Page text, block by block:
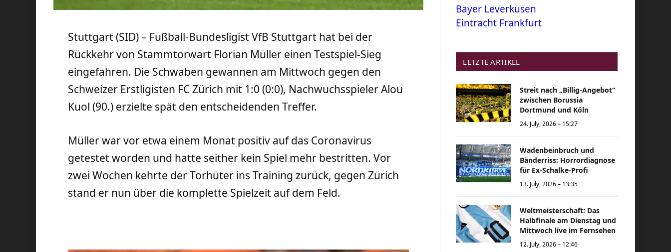
Stuttgart (SID) – Fußball-Bundesligist VfB Stuttgart hat bei der
Rückkehr von Stammtorwart Florian Müller einen Testspiel-Sieg
eingefahren. Die Schwaben gewannen am Mittwoch gegen den
Schweizer Erstligisten FC Zürich mit 1:0 (0:0), Nachwuchsspieler Alou
Kuol (90.) erzielte spät den entscheidenden Treffer.
Müller war vor etwa einem Monat positiv auf das Coronavirus
getestet worden und hatte seither kein Spiel mehr bestritten. Vor
zwei Wochen kehrte der Torhüter ins Training zurück, gegen Zürich
stand er nun über die komplette Spielzeit auf dem Feld.
Bayer Leverkusen
Eintracht Frankfurt
LETZTE ARTIKEL
Streit nach „Billig-Angebot“
zwischen Borussia
Dortmund und Köln
24. July, 2026 – 15:27
Wadenbeinbruch und
Bänderriss: Horrordiagnose
für Ex-Schalke-Profi
13. July, 2026 – 13:35
Weltmeisterschaft: Das
Halbfinale am Dienstag und
Mittwoch live im Fernsehen
12. July, 2026 – 12:46